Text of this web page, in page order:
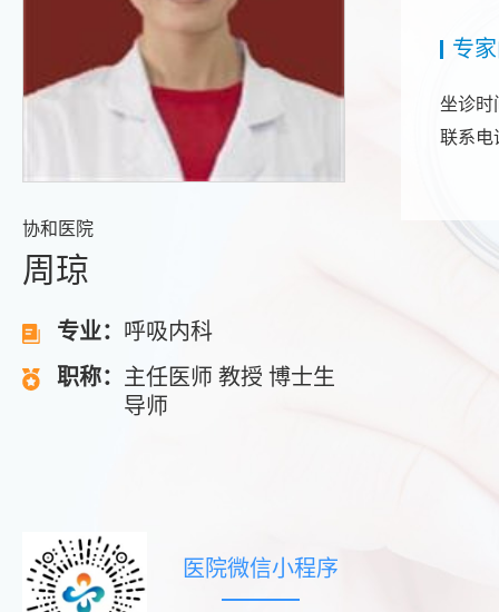
协和医院
周琼
专业： 呼吸内科
职称： 主任医师 教授 博士生
导师
医院微信小程序
专
坐诊时
联系电